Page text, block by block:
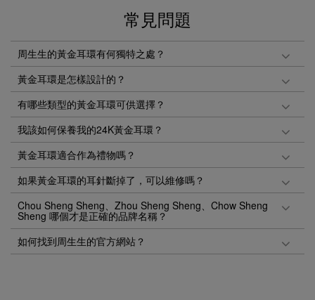
常見問題
周生生的黃金耳環有何獨特之處？
黃金耳環是怎樣設計的？
有哪些類型的黃金耳環可供選擇？
我該如何保養我的24K黃金耳環？
黃金耳環適合作為禮物嗎？
如果黃金耳環的耳針斷掉了，可以維修嗎？
Chou Sheng Sheng、Zhou Sheng Sheng、Chow Sheng
Sheng 哪個才是正確的品牌名稱？
如何找到周生生的官方網站？